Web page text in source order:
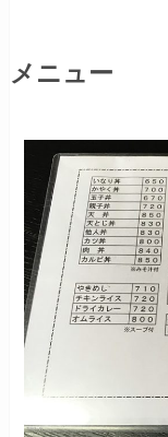
メニュー